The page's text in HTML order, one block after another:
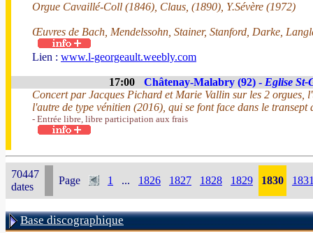
Orgue Cavaillé-Coll (1846), Claus, (1890), Y.Sévère (1972)
Œuvres de Bach, Mendelssohn, Stainer, Stanford, Darke,
Lien : www.l-georgeault.weebly.com
17:00 Châtenay-Malabry (92) - Eglise
Concert par Jacques Pichard et Marie Vallin sur les 2 orgues,
l'autre de type vénitien (2016), qui se font face dans le transept
- Entrée libre, libre participation aux frais
70447
dates
Page 1 ... 1826 1827 1828 1829 1830
Base discographique